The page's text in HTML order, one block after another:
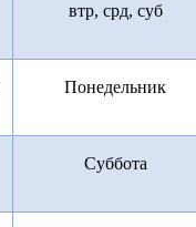
втр, срд, суб
Понедельник
Суббота